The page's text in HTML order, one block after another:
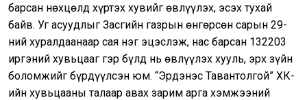
барсан нөхцөлд хүртэх хувийг өвлүүлэх, эсэх тухай
байв. Уг асуудлыг Засгийн газрын өнгөрсөн сарын 29-
ний хуралдаанаар сая нэг эцэслэж, нас барсан 132203
иргэний хувьцааг гэр бүлд нь өвлүүлэх хууль, эрх зүйн
боломжийг бүрдүүлсэн юм. “Эрдэнэс Тавантолгой” ХК-
ийн хувьцааны талаар авах зарим арга хэмжээний